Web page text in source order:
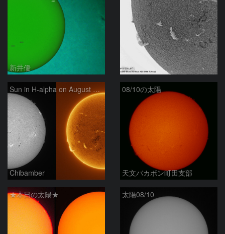
新井優 ta-o
Sun in H-alpha on August 10, 2026
Chibamber
08/10の太陽
天文バカボン町田支部
★本日の太陽★ 太陽08/10